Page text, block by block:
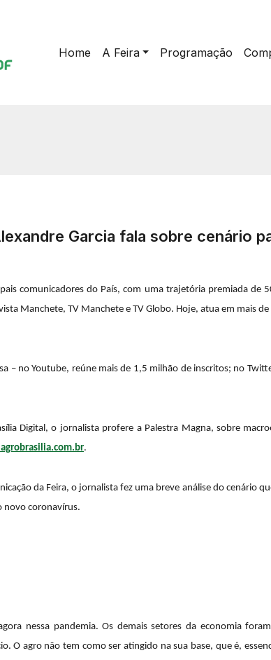
Home A Feira Programação
Garcia fala sobre cenário
comunicadores do País, com uma trajetória premiada
Manchete, TV Manchete e TV Globo. Hoje, atua em mais
– no Youtube, reúne mais de 1,5 milhão de inscritos; no
Digital, o jornalista profere a Palestra Magna, sobre
.
da Feira, o jornalista fez uma breve análise do cenário
novo coronavírus.
nessa pandemia. Os demais setores da economia
O agro não tem como ser atingido na sua base, que é,